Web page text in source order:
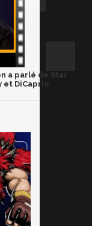
a parlé de Star
et DiCaprio